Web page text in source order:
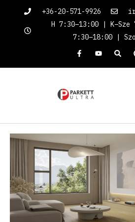
+36-20-571-9926
H 7:30–13:00 | K–Sze
7:30–18:00 |